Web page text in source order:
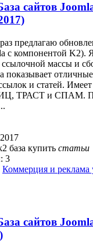
сайтов
предлагаю
с компонентой K2).
массы и
показывает отличные
и статей.
ТРАСТ и СПАМ.
база купить статьи
3
Коммерция и реклама
сайтов